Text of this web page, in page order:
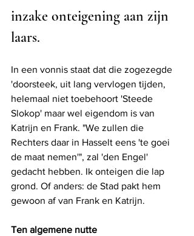
inzake onteigening aan zijn
laars.
In een vonnis staat dat die zogezegde
'doorsteek, uit lang vervlogen tijden,
helemaal niet toebehoort 'Steede
Slokop' maar wel eigendom is van
Katrijn en Frank. "We zullen die
Rechters daar in Hasselt eens 'te goei
de maat nemen'", zal 'den Engel'
gedacht hebben. Ik onteigen die lap
grond. Of anders: de Stad pakt hem
gewoon af van Frank en Katrijn.
Ten algemene nutte